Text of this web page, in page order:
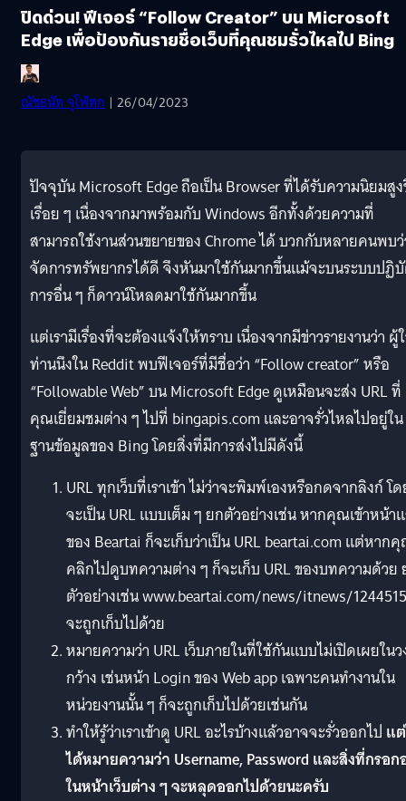
ปิดด่วน! ฟีเจอร์ “Follow Creator” บน Microsoft
Edge เพื่อป้องกันรายชื่อเว็บที่คุณชมรั่วไหลไป Bing
ณัชธนัท จุโฬทก | 26/04/2023
ปัจจุบัน Microsoft Edge ถือเป็น Browser ที่ได้รับความนิยมสู
เรื่อย ๆ เนื่องจากมาพร้อมกับ Windows อีกทั้งด้วยความที่
สามารถใช้งานส่วนขยายของ Chrome ได้ บวกกับหลายคนพบ
จัดการทรัพยากรได้ดี จึงหันมาใช้กันมากขึ้นแม้จะบนระบบปฏิ
การอื่น ๆ ก็ดาวน์โหลดมาใช้กันมากขึ้น
แต่เรามีเรื่องที่จะต้องแจ้งให้ทราบ เนื่องจากมีข่าวรายงานว่า ผู้
ท่านนึงใน Reddit พบฟีเจอร์ที่มีชื่อว่า “Follow creator” หรือ
“Followable Web” บน Microsoft Edge ดูเหมือนจะส่ง URL ที่
คุณเยี่ยมชมต่าง ๆ ไปที่ bingapis.com และอาจรั่วไหลไปอยู่ใน
ฐานข้อมูลของ Bing โดยสิ่งที่มีการส่งไปมีดังนี้
URL ทุกเว็บที่เราเข้า ไม่ว่าจะพิมพ์เองหรือกดจากลิงก์ โ
จะเป็น URL แบบเต็ม ๆ ยกตัวอย่างเช่น หากคุณเข้าหน้า
ของ Beartai ก็จะเก็บว่าเป็น URL beartai.com แต่หาก
คลิกไปดูบทความต่าง ๆ ก็จะเก็บ URL ของบทความด้วย
ตัวอย่างเช่น www.beartai.com/news/itnews/
จะถูกเก็บไปด้วย
หมายความว่า URL เว็บภายในที่ใช้กันแบบไม่เปิดเผยใน
กว้าง เช่นหน้า Login ของ Web app เฉพาะคนทำงานใน
หน่วยงานนั้น ๆ ก็จะถูกเก็บไปด้วยเช่นกัน
ทำให้รู้ว่าเราเข้าดู URL อะไรบ้างแล้วอาจจะรั่วออกไป แ
ได้หมายความว่า Username, Password และสิ่งที่กรอก
ในหน้าเว็บต่าง ๆ จะหลุดออกไปด้วยนะครับ